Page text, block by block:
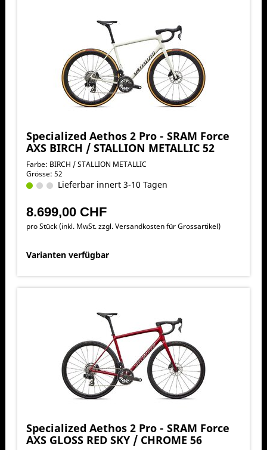
Specialized Aethos 2 Pro - SRAM Force
AXS BIRCH / STALLION METALLIC 52
Farbe: BIRCH / STALLION METALLIC
Grösse: 52
Lieferbar innert 3-10 Tagen
8.699,00 CHF
pro Stück (inkl. MwSt. zzgl.Versandkosten für Grossartikel)
Varianten verfügbar
Specialized Aethos 2 Pro - SRAM Force
AXS GLOSS RED SKY / CHROME 56